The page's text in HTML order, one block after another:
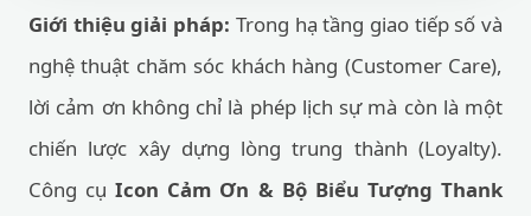
Giới thiệu giải pháp: Trong hạ tầng giao tiếp số và
nghệ thuật chăm sóc khách hàng (Customer Care),
lời cảm ơn không chỉ là phép lịch sự mà còn là một
chiến lược xây dựng lòng trung thành (Loyalty).
Công cụIcon Cảm Ơn & Bộ Biểu Tượng Thank